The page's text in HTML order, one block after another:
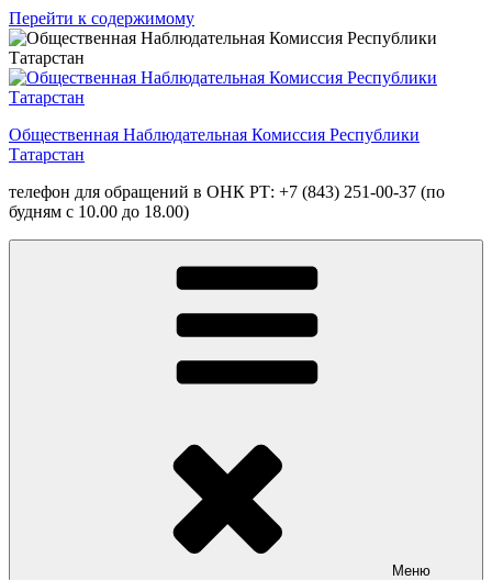
Перейти к содержимому
Общественная Наблюдательная Комиссия Республики
Татарстан
телефон для обращений в ОНК РТ: +7 (843) 251-00-37 (по
будням с 10.00 до 18.00)
Меню